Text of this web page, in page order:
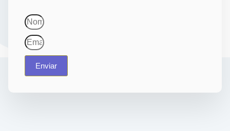
Enviar